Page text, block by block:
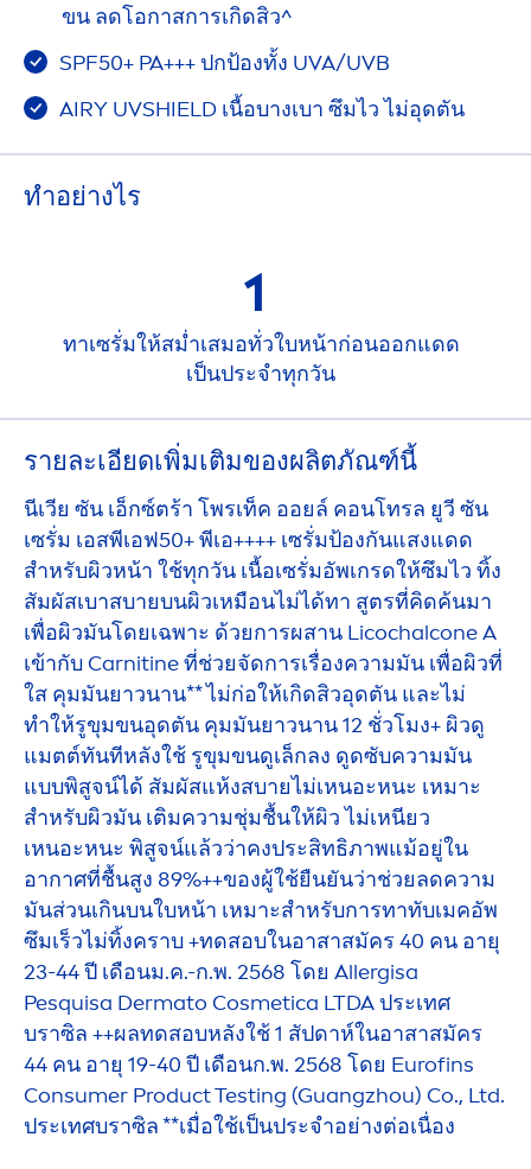
ขน ลดโอกาสการเกิดสิว^
SPF50+ PA+++ ปกป้องทั้ง UVA/UVB
AIRY UVSHIELD เนื้อบางเบา ซึมไว ไม่อุดตัน
ทําอย่างไร
1
ทาเซรั่มให้สม่ำเสมอทั่วใบหน้าก่อนออกแดด
เป็นประจำทุกวัน
รายละเอียดเพิ่มเติมของผลิตภัณฑ์นี้
นีเวีย ซัน เอ็กซ์ตร้า โพรเท็ค ออยล์ คอนโทรล ยูวี ซัน
เซรั่ม เอสพีเอฟ50+ พีเอ++++ เซรั่มป้องกันแสงแดด
สำหรับผิวหน้า ใช้ทุกวัน เนื้อเซรั่มอัพเกรดให้ซึมไว ทิ้ง
สัมผัสเบาสบายบนผิวเหมือนไม่ได้ทา สูตรที่คิดค้นมา
เพื่อผิวมันโดยเฉพาะ ด้วยการผสาน Licochalcone A
เข้ากับ Carnitine ที่ช่วยจัดการเรื่องความมัน เพื่อผิวที่
ใส คุมมันยาวนาน** ไม่ก่อให้เกิดสิวอุดตัน และไม่
ทำให้รูขุมขนอุดตัน คุมมันยาวนาน 12 ชั่วโมง+ ผิวดู
แมตต์ทันทีหลังใช้ รูขุมขนดูเล็กลง ดูดซับความมัน
แบบพิสูจน์ได้ สัมผัสแห้งสบายไม่เหนอะหนะ เหมาะ
สำหรับผิวมัน เติมความชุ่มชื้นให้ผิว ไม่เหนียว
เหนอะหนะ พิสูจน์แล้วว่าคงประสิทธิภาพแม้อยู่ใน
อากาศที่ชื้นสูง 89%++ของผู้ใช้ยืนยันว่าช่วยลดความ
มันส่วนเกินบนใบหน้า เหมาะสำหรับการทาทับเมคอัพ
ซึมเร็วไม่ทิ้งคราบ +ทดสอบในอาสาสมัคร 40 คน อายุ
23-44 ปี เดือนม.ค.-ก.พ. 2568 โดย Allergisa
Pesquisa Dermato Cosmetica LTDA ประเทศ
บราซิล ++ผลทดสอบหลังใช้ 1 สัปดาห์ในอาสาสมัคร
44 คน อายุ 19-40 ปี เดือนก.พ. 2568 โดย Eurofins
Consumer Product Testing (Guangzhou) Co., Ltd.
ประเทศบราซิล **เมื่อใช้เป็นประจำอย่างต่อเนื่อง